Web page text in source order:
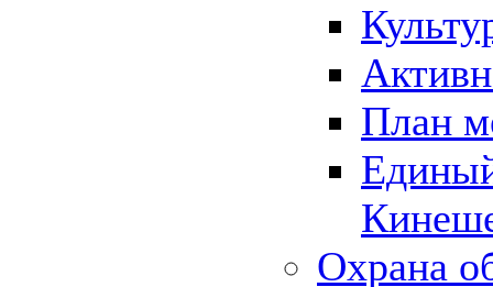
План
Охрана